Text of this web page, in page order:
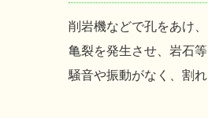
削岩機などで孔をあけ
亀裂を発生させ、岩石
騒音や振動がなく、割